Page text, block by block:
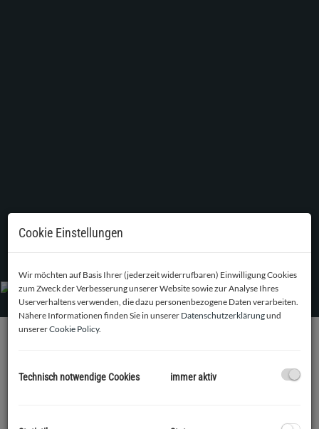
Wagram. Auf einem 287m2 großen Grundstück finden sie
Cookie Einstellungen
Wir möchten auf Basis Ihrer (jederzeit widerrufbaren) Einwilligung Cookies
zum Zweck der Verbesserung unserer Website sowie zur Analyse Ihres
Userverhaltens verwenden, die dazu personenbezogene Daten verarbeiten.
Nähere Informationen finden Sie in unserer Datenschutzerklärungund
unsererCookie Policy.
Technisch notwendige Cookies immer aktiv